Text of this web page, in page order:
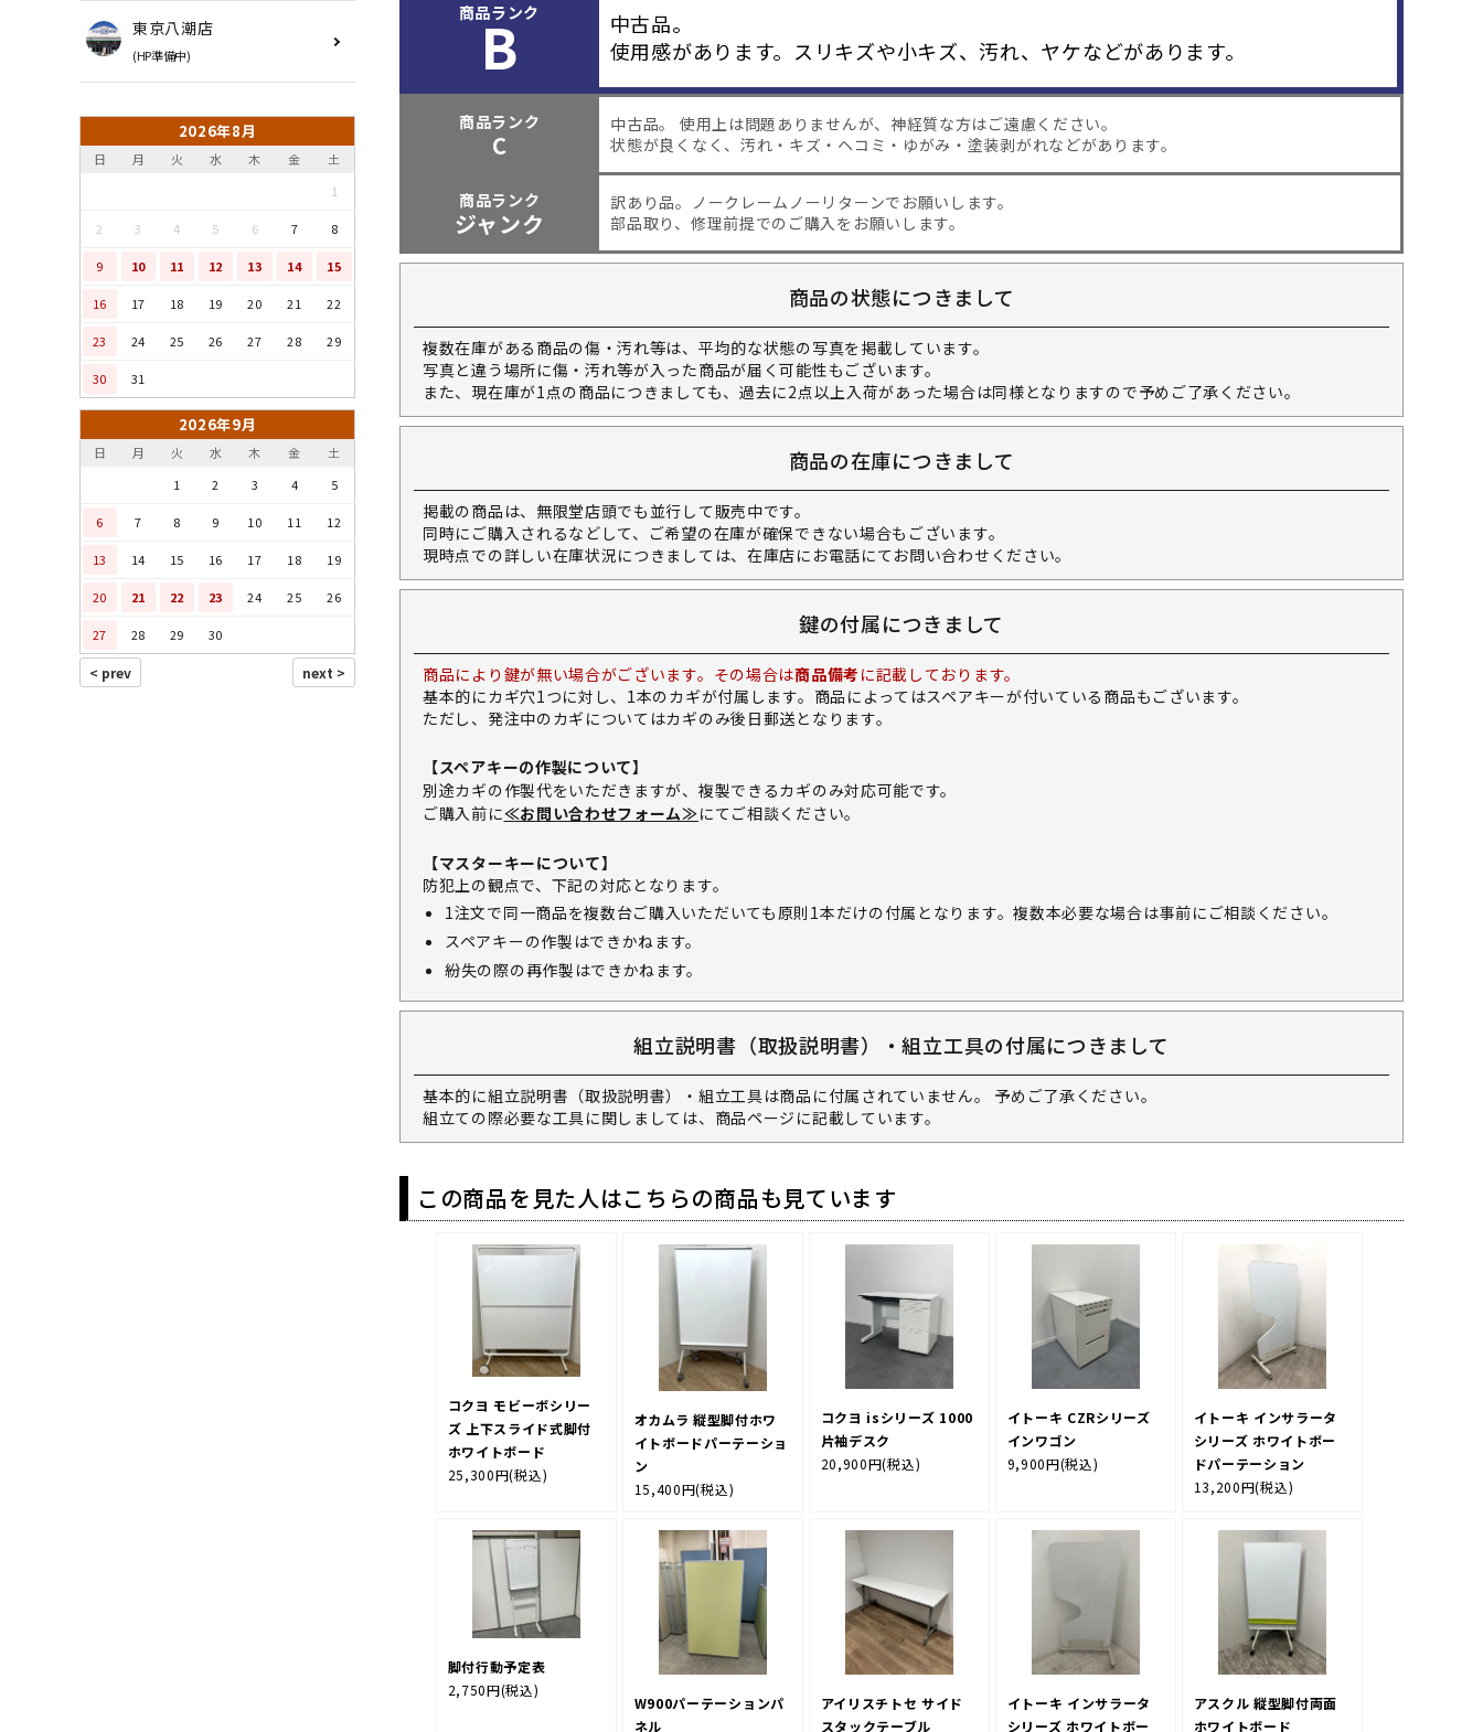
東京八潮店
(HP準備中)
2026年8月
日 月 火 水 木 金
土
1
2 3 4 5 6 7 8
9 10 11 12 13 14 15
16 17 18 19 20 21 22
23 24 25 26 27 28 29
30 31
2026年9月
日 月 火 水 木 金
土
1
2 3 4 5
6 7 8 9 10 11 12
13 14 15 16 17 18 19
20 21 22 23 24 25 26
27 28 29 30
商品ランク
B
中古品。
使用感があります。スリキズや小キズ、汚れ、ヤケなどがあります。
商品ランク
C
中古品。 使用上は問題ありませんが、神経質な方はご遠慮ください。
状態が良くなく、汚れ・キズ・ヘコミ・ゆがみ・塗装剥がれなどがあります。
商品ランク
ジャンク
訳あり品。 ノークレームノーリターンでお願いします。
部品取り、修理前提でのご購入をお願いします。
商品の状態につきまして
複数在庫がある商品の傷・汚れ等は、平均的な状態の写真を掲載しています。
写真と違う場所に傷・汚れ等が入った商品が届く可能性もございます。
また、現在庫が1点の商品につきましても、過去に2点以上入荷があった場合は同様となりますので予めご了承ください。
商品の在庫につきまして
掲載の商品は、無限堂店頭でも並行して販売中です。
同時にご購入されるなどして、ご希望の在庫が確保できない場合もございます。
現時点での詳しい在庫状況につきましては、在庫店にお電話にてお問い合わせください。
鍵の付属につきまして
商品により鍵が無い場合がございます。その場合は商品備考 に記載しております。
基本的にカギ穴1つに対し、1本のカギが付属します。商品によってはスペアキーが付いている商品もございます。
ただし、発注中のカギについてはカギのみ後日郵送となります。
【スペアキーの作製について】
別途カギの作製代をいただきますが、複製できるカギのみ対応可能です。
ご購入前に≪お問い合わせフォーム≫にてご相談ください。
【マスターキーについて】
防犯上の観点で、下記の対応となります。
1注文で同一商品を複数台ご購入いただいても原則1本だけの付属となります。複数本必要な場合は事前にご相談ください。
スペアキーの作製はできかねます。
紛失の際の再作製はできかねます。
組立説明書（取扱説明書）・組立工具の付属につきまして
基本的に組立説明書（取扱説明書）・組立工具は商品に付属されていません。 予めご了承ください。
組立ての際必要な工具に関しましては、商品ページに記載しています。
この商品を見た人はこちらの商品も見ています
コクヨ モビーボシリー
ズ 上下スライド式脚付
ホワイトボード
25,300円(税込)
オカムラ 縦型脚付ホワ
イトボードパーテーショ
ン
15,400円(税込)
コクヨ isシリーズ 1000
片袖デスク
20,900円(税込)
イトーキ CZRシリーズ
インワゴン
9,900円(税込)
イトーキ インサラータ
シリーズ ホワイトボー
ドパーテーション
13,200円(税込)
脚付行動予定表
2,750円(税込)
W900パーテーションパ
ネル
アイリスチトセ サイド
スタックテーブル
イトーキ インサラータ
シリーズ ホワイトボー
アスクル 縦型脚付両面
ホワイトボード